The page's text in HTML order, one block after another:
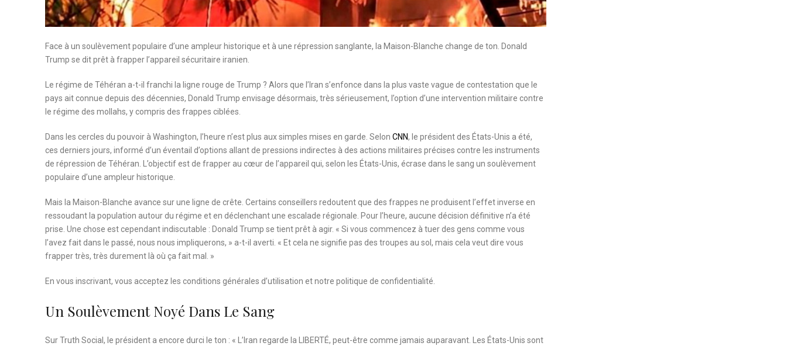
Face à un soulèvement populaire d’une ampleur historique et à une répression sanglante, la Maison-Blanche change de ton. Donald
Trump se dit prêt à frapper l’appareil sécuritaire iranien.
Le régime de Téhéran a-t-il franchi la ligne rouge de Trump ? Alors que l’Iran s’enfonce dans la plus vaste vague de contestation que le
pays ait connue depuis des décennies, Donald Trump envisage désormais, très sérieusement, l’option d’une intervention militaire contre
le régime des mollahs, y compris des frappes ciblées.
Dans les cercles du pouvoir à Washington, l’heure n’est plus aux simples mises en garde. Selon CNN, le président des États-Unis a été,
ces derniers jours, informé d’un éventail d’options allant de pressions indirectes à des actions militaires précises contre les instruments
de répression de Téhéran. L’objectif est de frapper au cœur de l’appareil qui, selon les États-Unis, écrase dans le sang un soulèvement
populaire d’une ampleur historique.
Mais la Maison-Blanche avance sur une ligne de crête. Certains conseillers redoutent que des frappes ne produisent l’effet inverse en
ressoudant la population autour du régime et en déclenchant une escalade régionale. Pour l’heure, aucune décision définitive n’a été
prise. Une chose est cependant indiscutable : Donald Trump se tient prêt à agir. « Si vous commencez à tuer des gens comme vous
l’avez fait dans le passé, nous nous impliquerons, » a-t-il averti. « Et cela ne signifie pas des troupes au sol, mais cela veut dire vous
frapper très, très durement là où ça fait mal. »
En vous inscrivant, vous acceptez les conditions générales d’utilisation et notre politique de confidentialité.
Un Soulèvement Noyé Dans Le Sang
Sur Truth Social, le président a encore durci le ton : « L’Iran regarde la LIBERTÉ, peut-être comme jamais auparavant. Les États-Unis sont